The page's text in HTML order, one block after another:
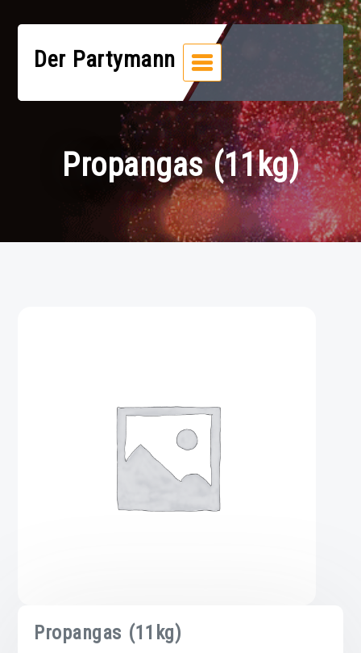
Inhalt
springenDer Partymann
Propangas (11kg)
Propangas (11kg)